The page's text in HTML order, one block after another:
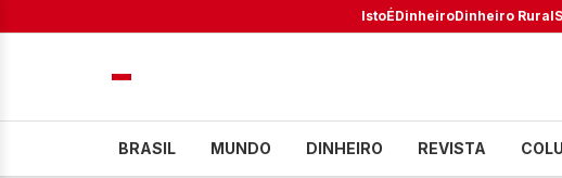
IstoÉDinheiroDinheiro Rural
BRASIL MUNDO DINHEIRO REVISTA